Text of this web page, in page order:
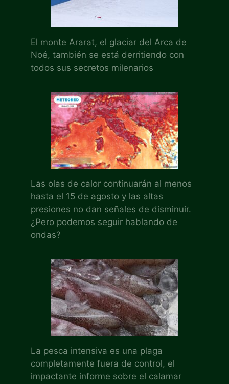
El monte Ararat, el glaciar del Arca de
Noé, también se está derritiendo con
todos sus secretos milenarios
Las olas de calor continuarán al menos
hasta el 15 de agosto y las altas
presiones no dan señales de disminuir.
¿Pero podemos seguir hablando de
ondas?
La pesca intensiva es una plaga
completamente fuera de control, el
impactante informe sobre el calamar